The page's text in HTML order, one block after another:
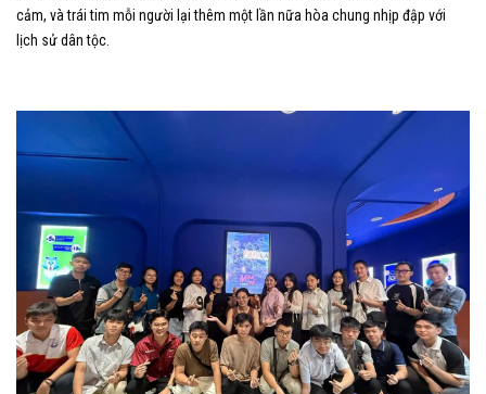
cảm, và trái tim mỗi người lại thêm một lần nữa hòa chung nhịp đập với
lịch sử dân tộc.